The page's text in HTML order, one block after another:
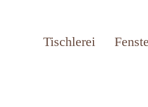
Tischlerei